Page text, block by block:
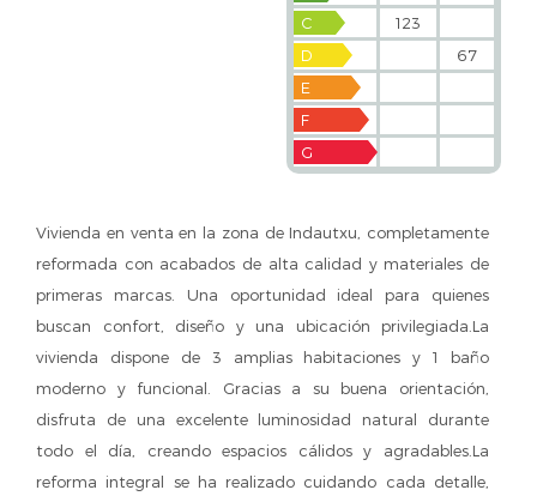
C
123
D
67
E
F
G
Vivienda en venta en la zona de Indautxu, completamente
reformada con acabados de alta calidad y materiales de
primeras marcas. Una oportunidad ideal para quienes
buscan confort, diseño y una ubicación privilegiada.La
vivienda dispone de 3 amplias habitaciones y 1 baño
moderno y funcional. Gracias a su buena orientación,
disfruta de una excelente luminosidad natural durante
todo el día, creando espacios cálidos y agradables.La
reforma integral se ha realizado cuidando cada detalle,